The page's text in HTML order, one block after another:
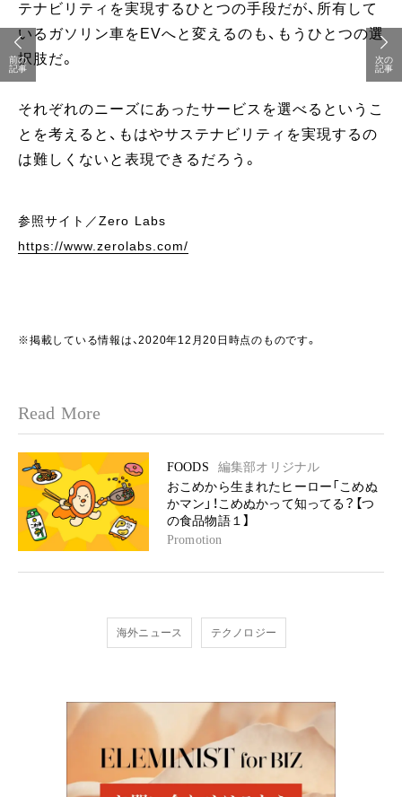
テナビリティを実現するひとつの手段だが、所有して
いるガソリン車をEVへと変えるのも、もうひとつの選
択肢だ。
それぞれのニーズにあったサービスを選べるというこ
とを考えると、もはやサステナビリティを実現するの
は難しくないと表現できるだろう。
参照サイト／Zero Labs
https://www.zerolabs.com/
※掲載している情報は、2020年12月20日時点のものです。
Read More
FOODS
編集部オリジナル
おこめから生まれたヒーロー「こめぬ
かマン」！こめぬかって知ってる？【つ
の食品物語１】
Promotion
海外ニュース テクノロジー
前の
記事
次の
記事